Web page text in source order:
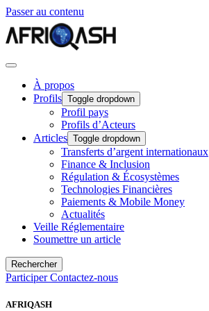
Passer au contenu
À propos
Profils Toggle dropdown
Profil pays
Profils d’Acteurs
Articles Toggle dropdown
Transferts d’argent internationaux
Finance & Inclusion
Régulation & Écosystèmes
Technologies Financières
Paiements & Mobile Money
Actualités
Veille Réglementaire
Soumettre un article
Rechercher
ParticiperContactez-nous
AFRIQASH